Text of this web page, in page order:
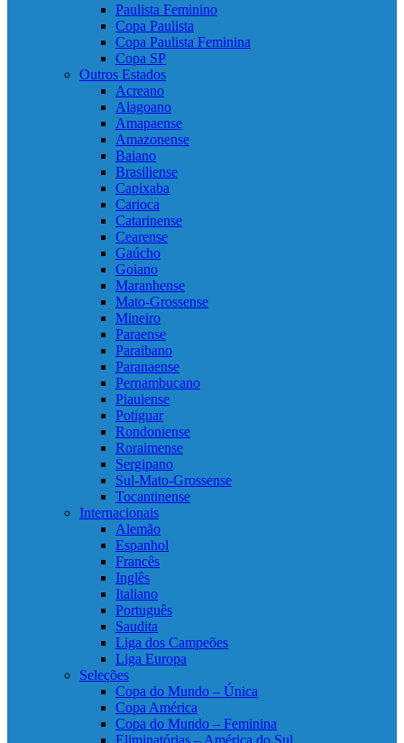
Paulista Feminino
Copa Paulista
Copa Paulista Feminina
Copa SP
Outros Estados
Acreano
Alagoano
Amapaense
Amazonense
Baiano
Brasiliense
Capixaba
Carioca
Catarinense
Cearense
Gaúcho
Goiano
Maranhense
Mato-Grossense
Mineiro
Paraense
Paraibano
Paranaense
Pernambucano
Piauiense
Potiguar
Rondoniense
Roraimense
Sergipano
Sul-Mato-Grossense
Tocantinense
Internacionais
Alemão
Espanhol
Francês
Inglês
Italiano
Português
Saudita
Liga dos Campeões
Liga Europa
Seleções
Copa do Mundo – Única
Copa América
Copa do Mundo – Feminina
Eliminatórias – América do Sul